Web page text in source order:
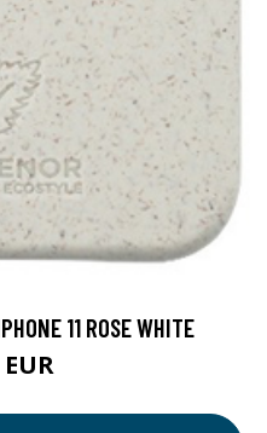
11 ROSE WHITE